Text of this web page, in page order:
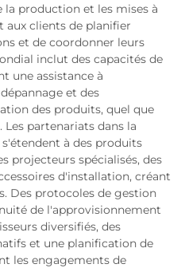
production et les mises à
clients de planifier
et de coordonner leurs
inclut des capacités de
une assistance à
et des
des produits, quel que
partenariats dans la
à des produits
projecteurs spécialisés, des
d'installation, créant
Des protocoles de gestion
de l'approvisionnement
diversifiés, des
et une planification de
les engagements de